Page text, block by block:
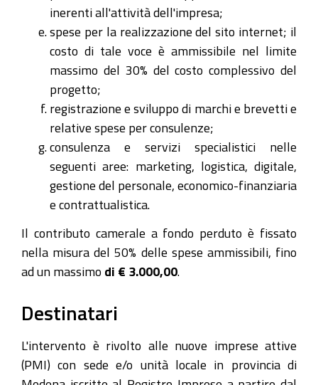
inerenti all'attività dell'impresa;
spese per la realizzazione del sito internet; il
costo di tale voce è ammissibile nel limite
massimo del 30% del costo complessivo del
progetto;
registrazione e sviluppo di marchi e brevetti e
relative spese per consulenze;
consulenza e servizi specialistici nelle
seguenti aree: marketing, logistica, digitale,
gestione del personale, economico-finanziaria
e contrattualistica.
Il contributo camerale a fondo perduto è fissato
nella misura del 50% delle spese ammissibili, fino
ad un massimo di € 3.000,00
Destinatari
L'intervento è rivolto alle nuove imprese attive
(PMI) con sede e/o unità locale in provincia di